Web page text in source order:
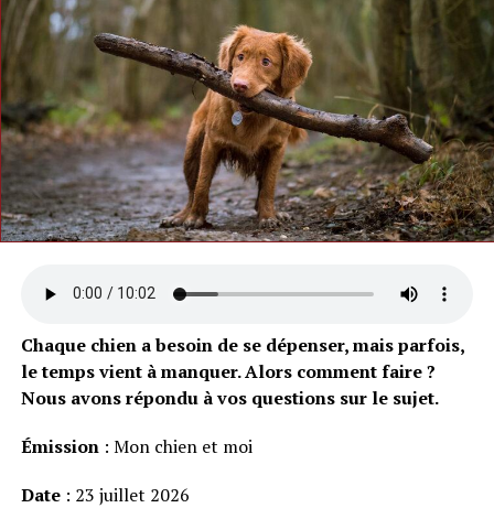
Chaque chien a besoin de se dépenser, mais parfois,
le temps vient à manquer. Alors comment faire ?
Nous avons répondu à vos questions sur le sujet.
Émission: Mon chien et moi
Date: 23 juillet 2026